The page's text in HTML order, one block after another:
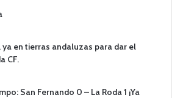
en tierras andaluzas para dar el
CF.
San Fernando 0 – La Roda 1 ¡Ya